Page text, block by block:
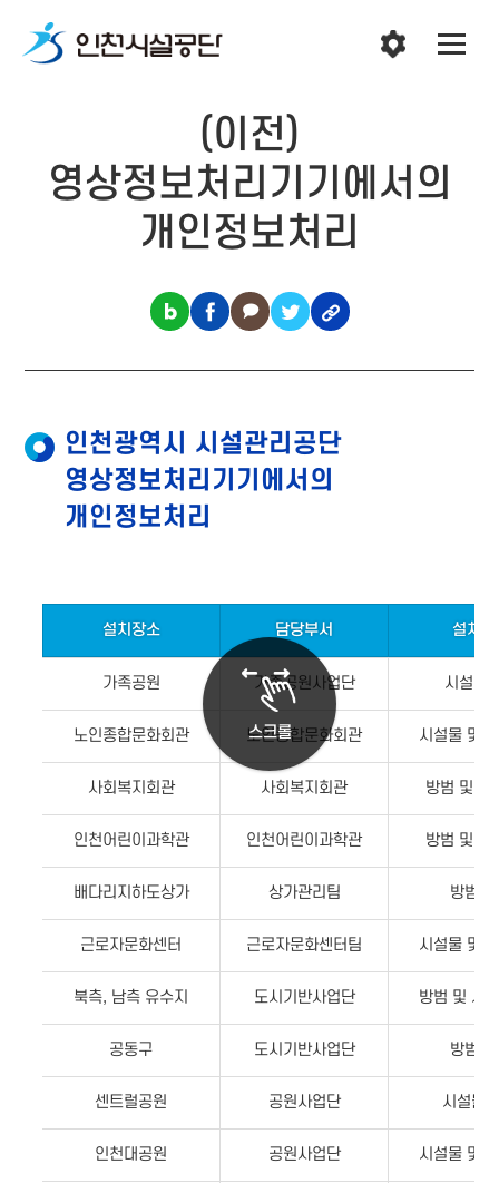
(이전)
영상정보처리기기에서의
개인정보처리
인천광역시 시설관리공단
영상정보처리기기에서의
개인정보처리
스크롤
설치장소 담당부서 설치목
가족공원 가족공원사업단 시설물
노인종합문화회관 노인종합문화회관 시설물 및
사회복지회관 사회복지회관 방범 및 주
인천어린이과학관 인천어린이과학관 방범 및 주
배다리지하도상가 상가관리팀 방범
근로자문화센터 근로자문화센터팀 시설물 및
북측, 남측 유수지 도시기반사업단 방범 및 시
공동구 도시기반사업단 방범
센트럴공원 공원사업단 시설물
인천대공원 공원사업단 시설물 및